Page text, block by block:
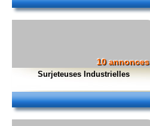
10 annonces
Surjeteuses Industrielles